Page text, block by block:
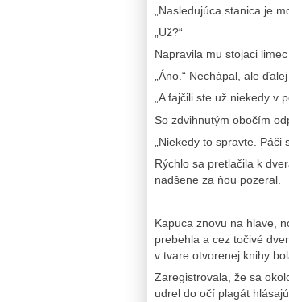
„Nasledujúca stanica je
„Už?“
Napravila mu stojaci
„Áno.“ Nechápal, ale
„A fajčili ste už niekedy v
So zdvihnutým obočím
„Niekedy to spravte. Páči
Rýchlo sa pretlačila k
nadšene za ňou pozeral.
Kapuca znovu na hlave,
prebehla a cez točivé
v tvare otvorenej knihy
Zaregistrovala, že sa
udrel do očí plagát